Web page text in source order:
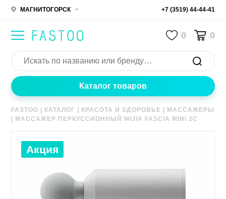
МАГНИТОГОРСК +7 (3519) 44-44-41
0 0
Каталог товаров
FASTOO КАТАЛОГ КРАСОТА И ЗДОРОВЬЕ
МАССАЖЕРЫ
МАССАЖЕР ПЕРКУССИОННЫЙ MIJIA FASCIA MINI 2C
Акция